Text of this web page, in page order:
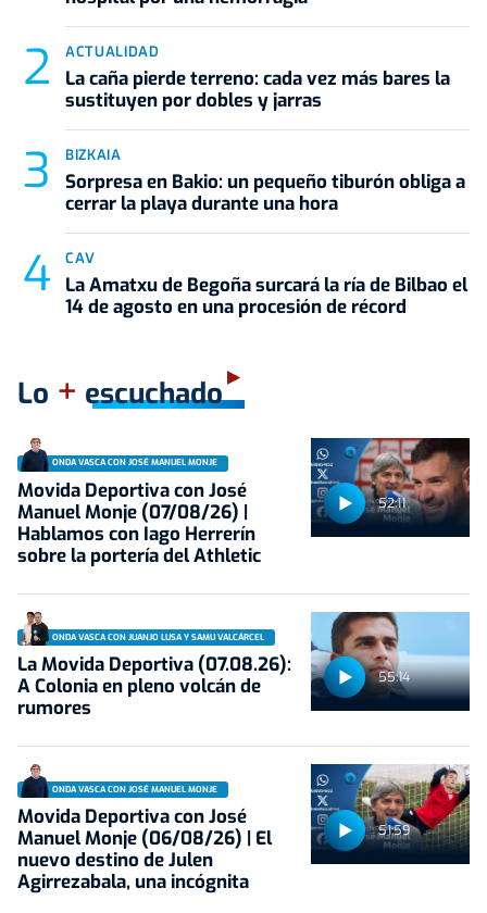
ACTUALIDAD
La caña pierde terreno: cada vez más bares la
sustituyen por dobles y jarras
BIZKAIA
Sorpresa en Bakio: un pequeño tiburón obliga a
cerrar la playa durante una hora
CAV
La Amatxu de Begoña surcará la ría de Bilbao el
14 de agosto en una procesión de récord
Lo + escuchado
52:11
ONDA VASCA CON JOSÉ MANUEL MONJE
Movida Deportiva con José
Manuel Monje (07/08/26) |
Hablamos con Iago Herrerín
sobre la portería del Athletic
55:14
ONDA VASCA CON JUANJO LUSA Y SAMU VALCÁRCEL
La Movida Deportiva (07.08.26):
A Colonia en pleno volcán de
rumores
51:59
ONDA VASCA CON JOSÉ MANUEL MONJE
Movida Deportiva con José
Manuel Monje (06/08/26) | El
nuevo destino de Julen
Agirrezabala, una incógnita